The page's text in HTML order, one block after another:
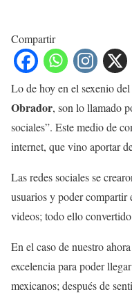
Compartir
Lo de hoy en el sexenio
Obrador, son lo llamado
sociales”. Este medio de
internet, que vino aportar
Las redes sociales se
usuarios y poder compartir
videos; todo ello
En el caso de nuestro
excelencia para poder
mexicanos; después de